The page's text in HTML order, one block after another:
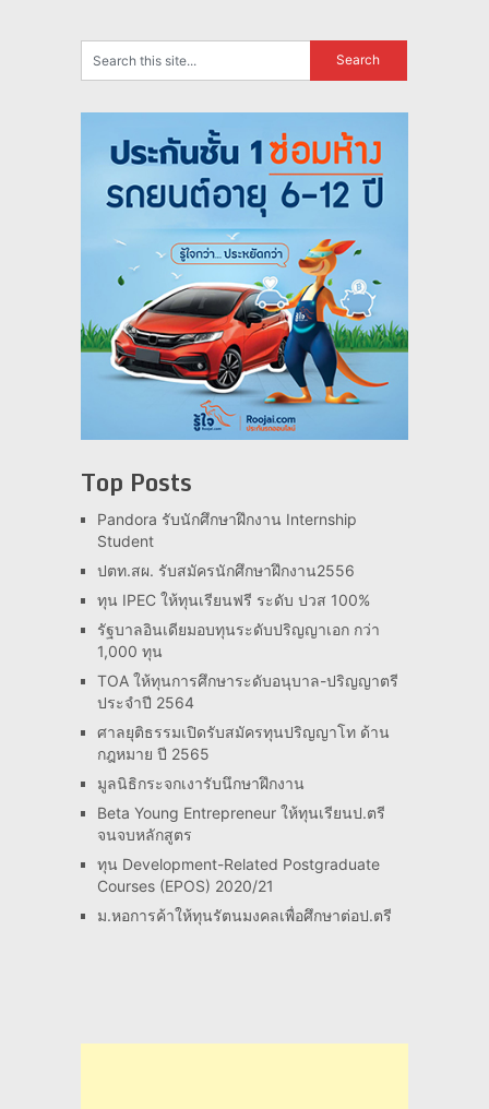
Top Posts
Pandora รับนักศึกษาฝึกงาน Internship
Student
ปตท.สผ. รับสมัครนักศึกษาฝึกงาน2556
ทุน IPEC ให้ทุนเรียนฟรี ระดับ ปวส 100%
รัฐบาลอินเดียมอบทุนระดับปริญญาเอก กว่า
1,000 ทุน
TOA ให้ทุนการศึกษาระดับอนุบาล-ปริญญาตรี
ประจำปี 2564
ศาลยุติธรรมเปิดรับสมัครทุนปริญญาโท ด้าน
กฎหมาย ปี 2565
มูลนิธิกระจกเงารับนึกษาฝึกงาน
Beta Young Entrepreneur ให้ทุนเรียนป.ตรี
จนจบหลักสูตร
ทุน Development-Related Postgraduate
Courses (EPOS) 2020/21
ม.หอการค้าให้ทุนรัตนมงคลเพื่อศึกษาต่อป.ตรี